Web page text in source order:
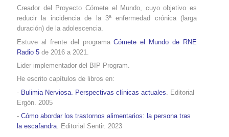
Creador del Proyecto Cómete el Mundo, cuyo objetivo es
reducir la incidencia de la 3ª enfermedad crónica (larga
duración) de la adolescencia.
Estuve al frente del programaCómete el Mundo de RNE
Radio 5 de 2016 a 2021.
Lider implementador del BIP Program.
He escrito capítulos de libros en:
- Bulimia Nerviosa. Perspectivas clínicas actuales . Editorial
Ergón. 2005
- Cómo abordar los trastornos alimentarios: la persona tras
la escafandra. Editorial Sentir. 2023